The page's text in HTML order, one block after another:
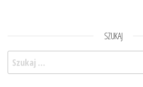
SZUKAJ
Szukaj: